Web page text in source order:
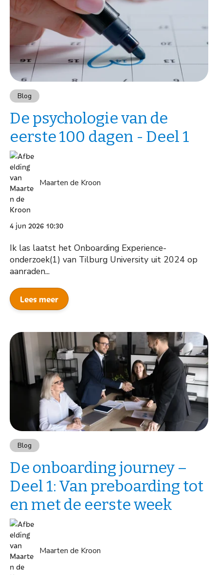
Blog
De psychologie van de
eerste 100 dagen - Deel 1
Maarten de Kroon
4 jun 2026 10:30
Ik las laatst het Onboarding Experience-
onderzoek(1) van Tilburg University uit 2024 op
aanraden...
Lees meer
Blog
De onboarding journey –
Deel 1: Van preboarding tot
en met de eerste week
Maarten de Kroon